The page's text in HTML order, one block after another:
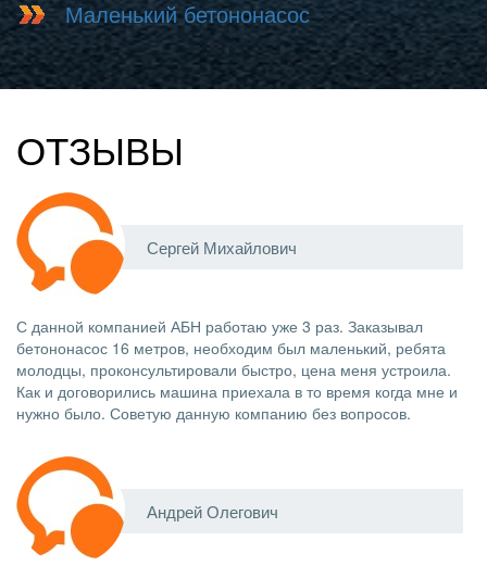
Маленький бетононасос
ОТЗЫВЫ
Сергей Михайлович
С данной компанией АБН работаю уже 3 раз. Заказывал
бетононасос 16 метров, необходим был маленький, ребята
молодцы, проконсультировали быстро, цена меня устроила.
Как и договорились машина приехала в то время когда мне и
нужно было. Советую данную компанию без вопросов.
Андрей Олегович